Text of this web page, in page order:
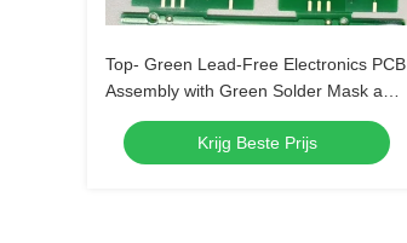
Top- Green Lead-Free Electronics PCB
Assembly with Green Solder Mask and
Biggest Panel Size 610mm*508mm
Krijg Beste Prijs